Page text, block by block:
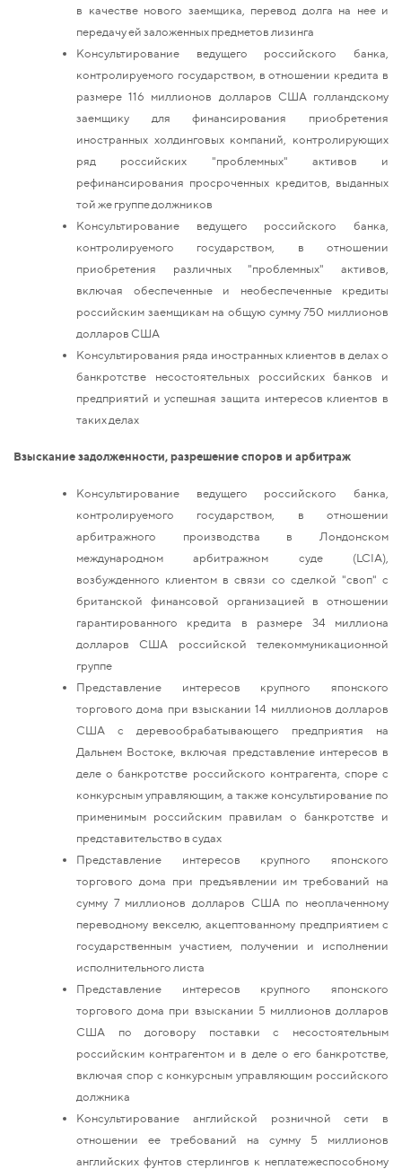
в качестве нового заемщика, перевод долга на нее и
передачу ей заложенных предметов лизинга
Консультирование ведущего российского банка,
контролируемого государством, в отношении кредита в
размере 116 миллионов долларов США голландскому
заемщику для финансирования приобретения
иностранных холдинговых компаний, контролирующих
ряд российских "проблемных" активов и
рефинансирования просроченных кредитов, выданных
той же группе должников
Консультирование ведущего российского банка,
контролируемого государством, в отношении
приобретения различных "проблемных" активов,
включая обеспеченные и необеспеченные кредиты
российским заемщикам на общую сумму 750 миллионов
долларов США
Консультирования ряда иностранных клиентов в делах о
банкротстве несостоятельных российских банков и
предприятий и успешная защита интересов клиентов в
таких делах
Взыскание задолженности, разрешение споров и арбитраж
Консультирование ведущего российского банка,
контролируемого государством, в отношении
арбитражного производства в Лондонском
международном арбитражном суде (LCIA),
возбужденного клиентом в связи со сделкой "своп" с
британской финансовой организацией в отношении
гарантированного кредита в размере 34 миллиона
долларов США российской телекоммуникационной
группе
Представление интересов крупного японского
торгового дома при взыскании 14 миллионов долларов
США с деревообрабатывающего предприятия на
Дальнем Востоке, включая представление интересов в
деле о банкротстве российского контрагента, споре с
конкурсным управляющим, а также консультирование по
применимым российским правилам о банкротстве и
представительство в судах
Представление интересов крупного японского
торгового дома при предъявлении им требований на
сумму 7 миллионов долларов США по неоплаченному
переводному векселю, акцептованному предприятием с
государственным участием, получении и исполнении
исполнительного листа
Представление интересов крупного японского
торгового дома при взыскании 5 миллионов долларов
США по договору поставки с несостоятельным
российским контрагентом и в деле о его банкротстве,
включая спор с конкурсным управляющим российского
должника
Консультирование английской розничной сети в
отношении ее требований на сумму 5 миллионов
английских фунтов стерлингов к неплатежеспособному